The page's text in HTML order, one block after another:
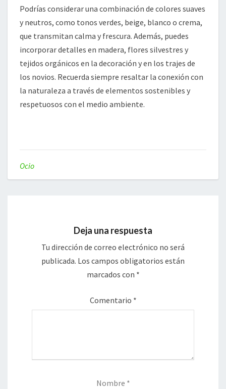
Podrías considerar una combinación de colores suaves
y neutros, como tonos verdes, beige, blanco o crema,
que transmitan calma y frescura. Además, puedes
incorporar detalles en madera, flores silvestres y
tejidos orgánicos en la decoración y en los trajes de
los novios. Recuerda siempre resaltar la conexión con
la naturaleza a través de elementos sostenibles y
respetuosos con el medio ambiente.
Ocio
Deja una respuesta
Tu dirección de correo electrónico no será
publicada. Los campos obligatorios están
marcados con *
Comentario *
Nombre *